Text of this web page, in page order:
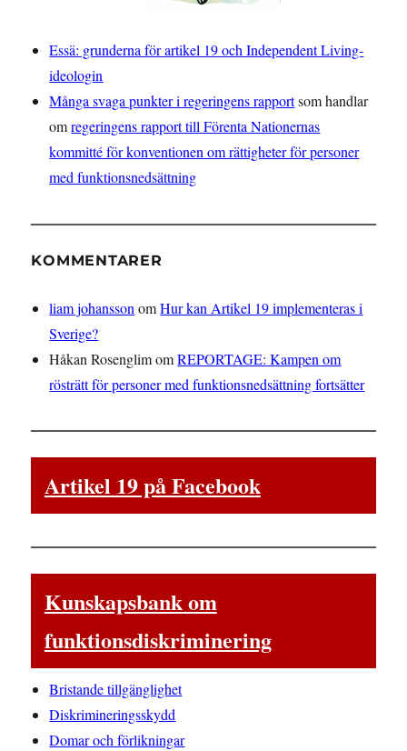
Essä: grunderna för artikel 19 och Independent Living-
ideologin
Många svaga punkter i regeringens rapportsom handlar
omregeringens rapport till Förenta Nationernas
kommitté för konventionen om rättigheter för personer
med funktionsnedsättning
KOMMENTARER
liam johansson omHur kan Artikel 19 implementeras i
Sverige?
Håkan RosenglimomREPORTAGE: Kampen om
rösträtt för personer med funktionsnedsättning fortsätter
Artikel 19 på Facebook
Kunskapsbank om
funktionsdiskriminering
Bristande tillgänglighet
Diskrimineringsskydd
Domar och förlikningar